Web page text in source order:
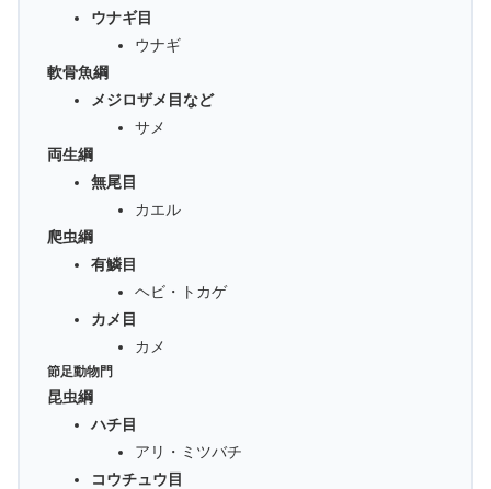
ウナギ目
ウナギ
軟骨魚綱
メジロザメ目など
サメ
両生綱
無尾目
カエル
爬虫綱
有鱗目
ヘビ・トカゲ
カメ目
カメ
節足動物門
昆虫綱
ハチ目
アリ・ミツバチ
コウチュウ目